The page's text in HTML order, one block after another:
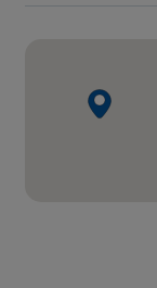
con il mare, sua